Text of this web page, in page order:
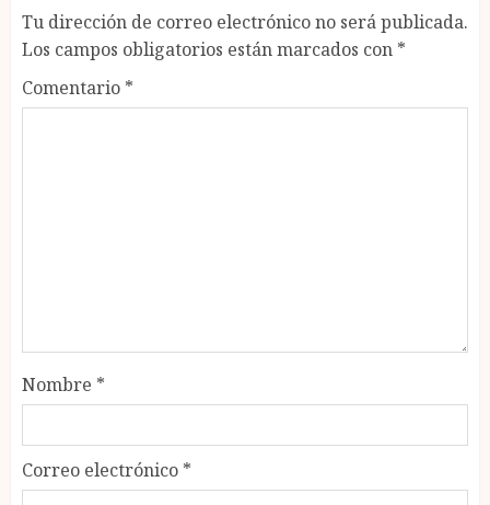
Tu dirección de correo electrónico no será publicada.
Los campos obligatorios están marcados con *
Comentario *
Nombre *
Correo electrónico *